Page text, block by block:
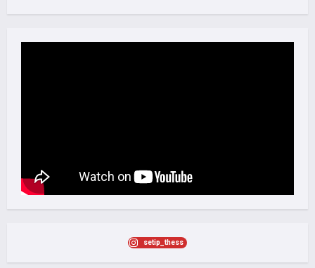
setip_thess